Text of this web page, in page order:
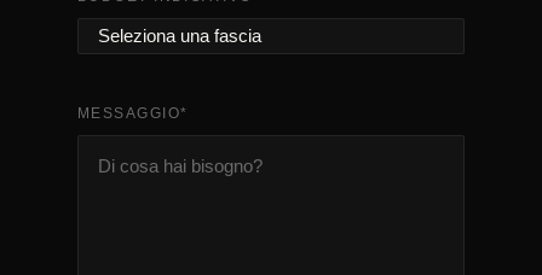
MESSAGGIO*